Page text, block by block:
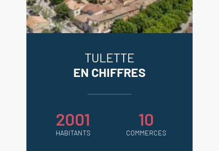
TULETTE
EN CHIFFRES
2001
HABITANTS
10
COMMERCES